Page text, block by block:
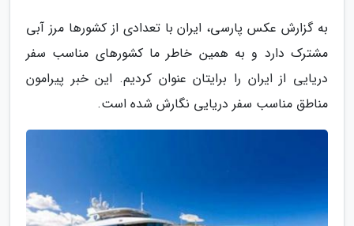
به گزارش عکس پارسی، ایران با تعدادی از کشورها مرز آبی
مشترک دارد و به همین خاطر ما کشورهای مناسب سفر
دریایی از ایران را برایتان عنوان کردیم. این خبر پیرامون
مناطق مناسب سفر دریایی نگارش شده است.